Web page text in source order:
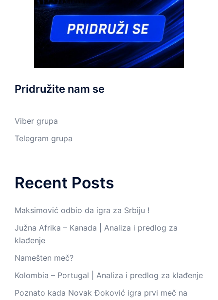
Pridružite nam se
Viber grupa
Telegram grupa
Recent Posts
Maksimović odbio da igra za Srbiju !
Južna Afrika – Kanada | Analiza i predlog za
klađenje
Namešten meč?
Kolombia – Portugal | Analiza i predlog za klađenje
Poznato kada Novak Đoković igra prvi meč na